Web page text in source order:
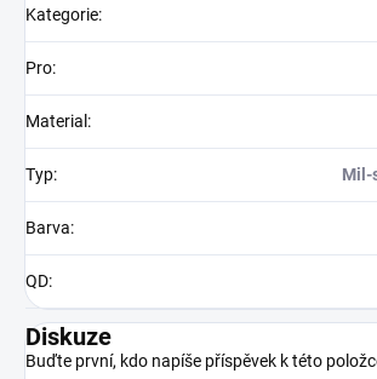
Kategorie:
Pro:
Material :
Typ: Mil-
Barva:
QD:
Diskuze
Buďte první, kdo napíše příspěvek k této